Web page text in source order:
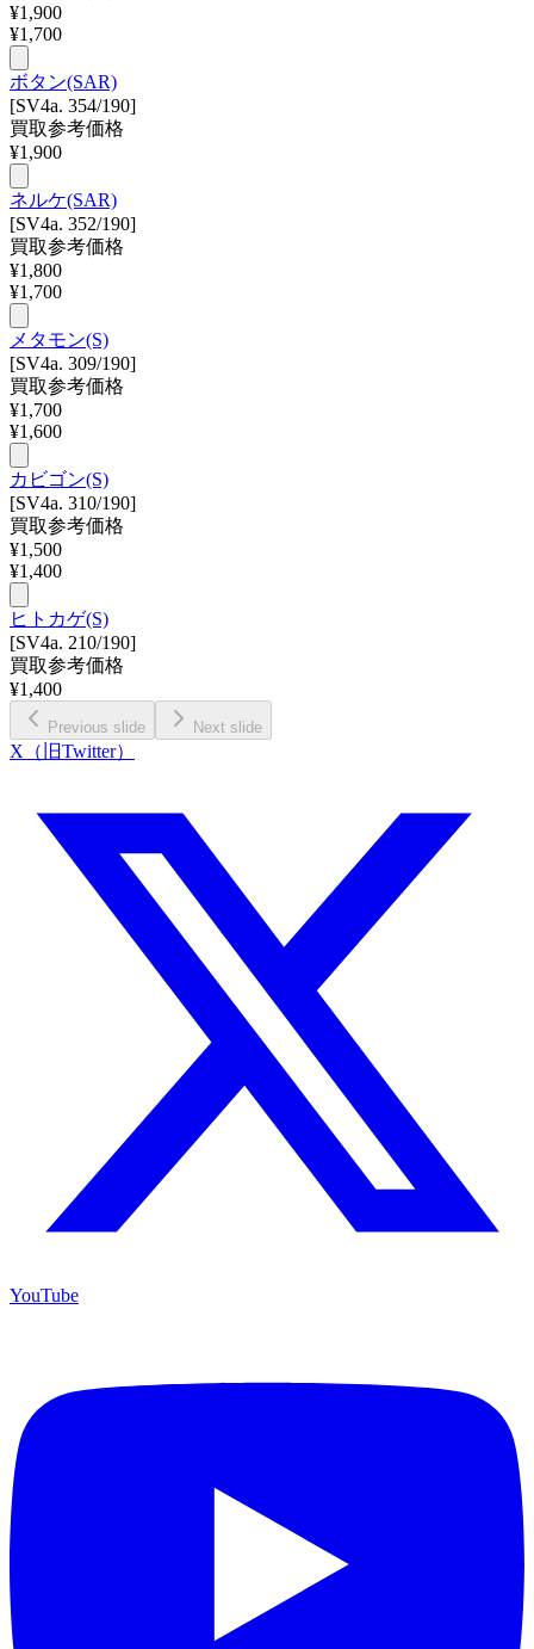
¥1,900
¥1,700
ボタン(SAR)
[SV4a. 354/190]
買取参考価格
¥1,900
ネルケ(SAR)
[SV4a. 352/190]
買取参考価格
¥1,800
¥1,700
メタモン(S)
[SV4a. 309/190]
買取参考価格
¥1,700
¥1,600
カビゴン(S)
[SV4a. 310/190]
買取参考価格
¥1,500
¥1,400
ヒトカゲ(S)
[SV4a. 210/190]
買取参考価格
¥1,400
Previous slide Next slide
X（旧Twitter）
YouTube